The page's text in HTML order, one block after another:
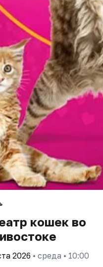
кошек во
2026 • среда • 10:00